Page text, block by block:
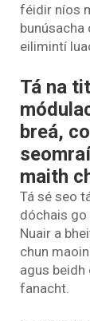
féidir níos
bunúsacha
eilimintí
Tá na
breá,
maith
Tá sé seo
dóchais
Nuair a
chun
agus
fanacht.